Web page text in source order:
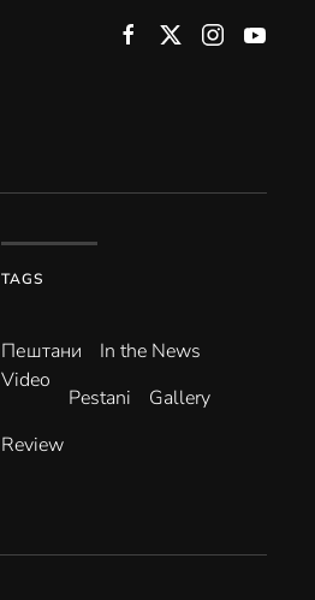
TAGS
Пештани
In the News
Video
Pestani
Gallery
Review